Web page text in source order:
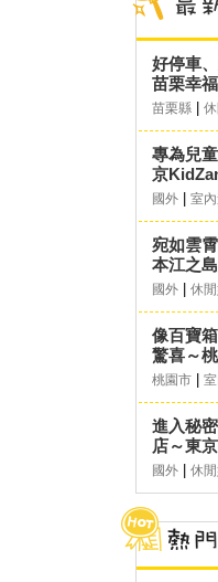
好停車
苗栗幸
苗栗縣
專為兒
京
國外 室
宛如雲
本江之
國外 休
像百寶
驚喜～
桃園市
進入秘
店～東
國外 休